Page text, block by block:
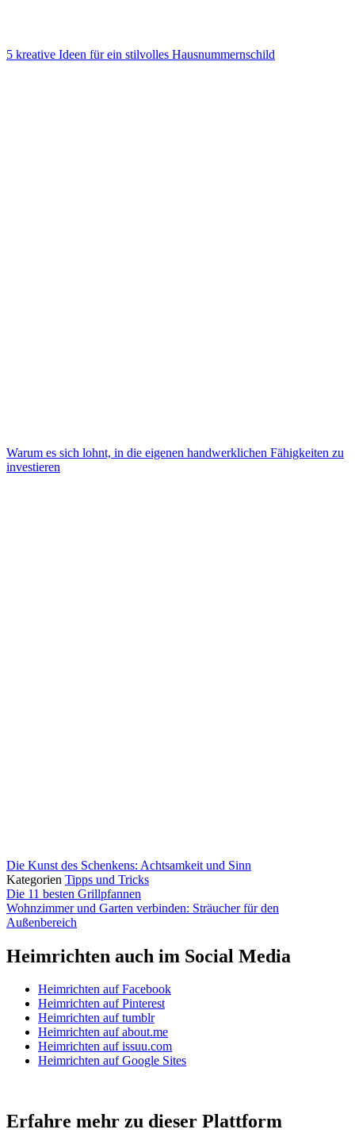
5 kreative Ideen für ein stilvolles Hausnummernschild
Warum es sich lohnt, in die eigenen handwerklichen Fähigkeiten zu
investieren
Die Kunst des Schenkens: Achtsamkeit und Sinn
Kategorien Tipps und Tricks
Die 11 besten Grillpfannen
Wohnzimmer und Garten verbinden: Sträucher für den
Außenbereich
Heimrichten auch im Social Media
Heimrichten auf Facebook
Heimrichten auf Pinterest
Heimrichten auf tumblr
Heimrichten auf about.me
Heimrichten auf issuu.com
Heimrichten auf Google Sites
Erfahre mehr zu dieser Plattform